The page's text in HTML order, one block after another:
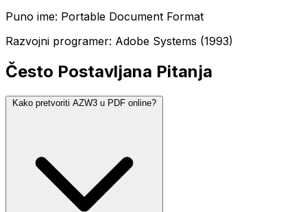
Puno ime: Portable Document Format
Razvojni programer: Adobe Systems (1993)
Često Postavljana Pitanja
Kako pretvoriti AZW3 u PDF online?